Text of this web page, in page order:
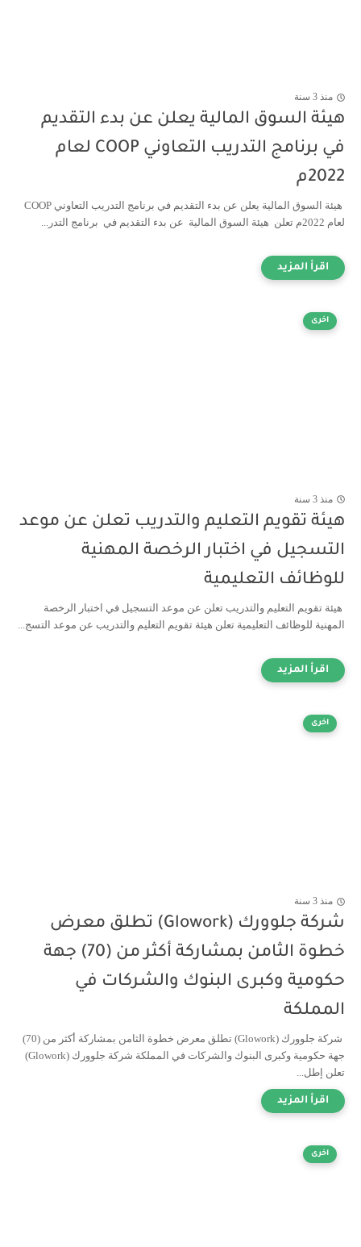
منذ 3 سنة
هيئة السوق المالية يعلن عن بدء التقديم
في برنامج التدريب التعاوني COOP لعام
2022م
هيئة السوق المالية يعلن عن بدء التقديم في برنامج التدريب التعاوني COOP
لعام 2022م تعلن هيئة السوق المالية عن بدء التقديم في برنامج التدر...
اخرى
منذ 3 سنة
هيئة تقويم التعليم والتدريب تعلن عن موعد
التسجيل في ⁧اختبار الرخصة المهنية
للوظائف التعليمية
هيئة تقويم التعليم والتدريب تعلن عن موعد التسجيل في ⁧اختبار الرخصة
المهنية للوظائف التعليمية تعلن هيئة تقويم التعليم والتدريب عن موعد التسج...
اخرى
منذ 3 سنة
شركة جلوورك (Glowork) تطلق معرض
خطوة الثامن بمشاركة أكثر من (70) جهة
حكومية وكبرى البنوك والشركات في
المملكة
شركة جلوورك (Glowork) تطلق معرض خطوة الثامن بمشاركة أكثر من (70)
جهة حكومية وكبرى البنوك والشركات في المملكة شركة جلوورك (Glowork)
تعلن إطل...
اخرى